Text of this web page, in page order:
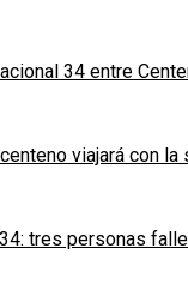
34 entre
viajará con la
tres personas